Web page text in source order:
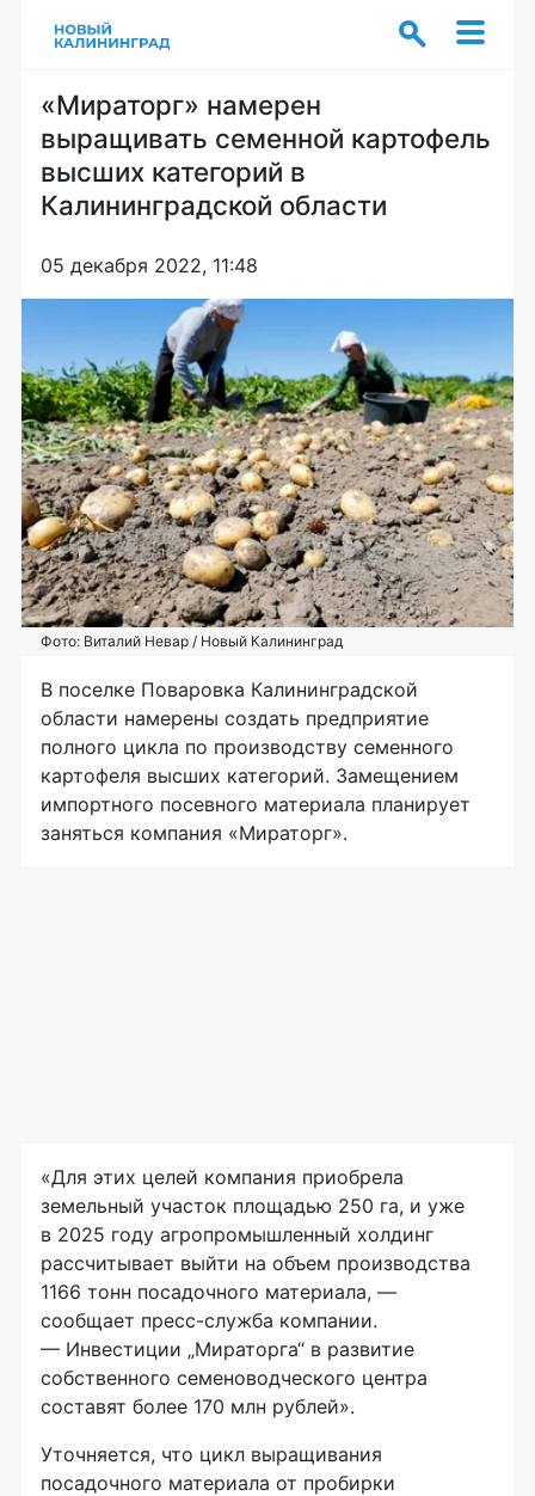
«Мираторг» намерен
выращивать семенной картофель
высших категорий в
Калининградской области
05 декабря 2022, 11:48
Фото: Виталий Невар / Новый Калининград
В поселке Поваровка Калининградской
области намерены создать предприятие
полного цикла по производству семенного
картофеля высших категорий. Замещением
импортного посевного материала планирует
заняться компания «Мираторг».
«Для этих целей компания приобрела
земельный участок площадью 250 га, и уже
в 2025 году агропромышленный холдинг
рассчитывает выйти на объем производства
1166 тонн посадочного материала, —
сообщает пресс-служба компании.
— Инвестиции „Мираторга“ в развитие
собственного семеноводческого центра
составят более 170 млн рублей».
Уточняется, что цикл выращивания
посадочного материала от пробирки